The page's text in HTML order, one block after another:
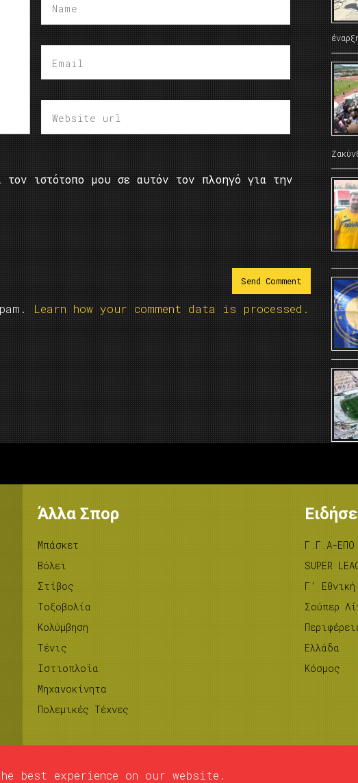
ιστότοπο μου σε αυτόν τον πλοηγό για την
Learn how your comment data is processed.
Άλλα Σπορ
Μπάσκετ
Βόλεϊ
Στίβος
Tοξοβολία
Κολύμβηση
Τένις
Ιστιοπλοΐα
Μηχανοκίνητα
Πολεμικές Τέχνες
Γ.Γ.Α-ΕΠΟ
SUPER
Γ’ Εθνική
Σούπερ
Ελλάδα
Κόσμος
best experience on our website.